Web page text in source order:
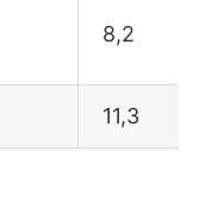
8,2
11,3